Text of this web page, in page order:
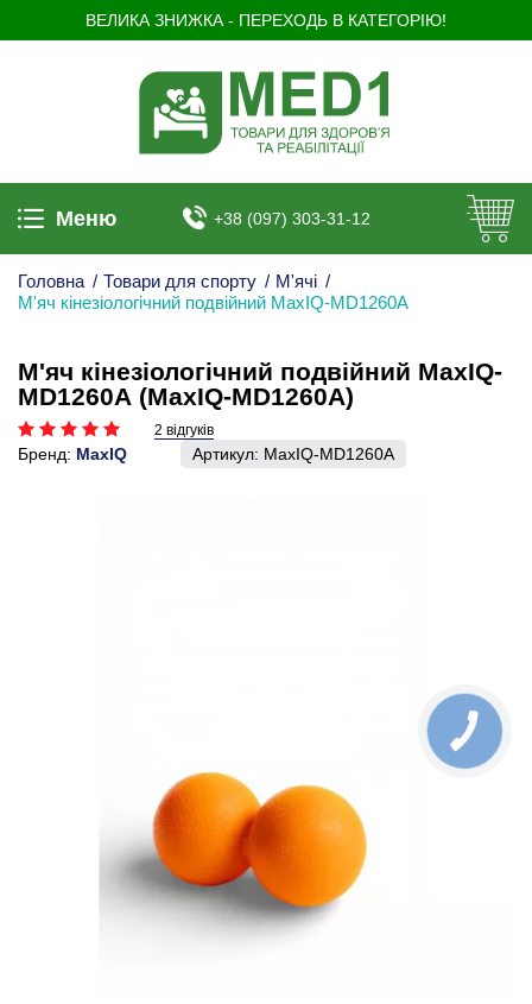
ВЕЛИКА ЗНИЖКА - ПЕРЕХОДЬ В КАТЕГОРІЮ!
Меню +38 (097) 303-31-12
Головна / Товари для спорту / М'ячі /
М'яч кінезіологічний подвійний MaxIQ-MD1260А
М'яч кінезіологічний подвійний MaxIQ-
MD1260А (MaxIQ-MD1260А)
2 відгуків
Бренд: MaxIQ Артикул: MaxIQ-MD1260А